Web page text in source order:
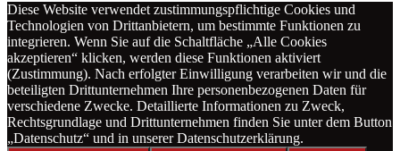
Diese Website verwendet zustimmungspflichtige Cookies und
Technologien von Drittanbietern, um bestimmte Funktionen zu
integrieren. Wenn Sie auf die Schaltfläche „Alle Cookies
akzeptieren“ klicken, werden diese Funktionen aktiviert
(Zustimmung). Nach erfolgter Einwilligung verarbeiten wir und die
beteiligten Drittunternehmen Ihre personenbezogenen Daten für
verschiedene Zwecke. Detaillierte Informationen zu Zweck,
Rechtsgrundlage und Drittunternehmen finden Sie unter dem Button
„Datenschutz“ und in unserer Datenschutzerklärung.